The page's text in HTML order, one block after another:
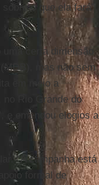
o que ela fará”,
certa dimensão
(MDB), mas não sem
em meio a
Rio Grande do
e emendou elogios a
"A campanha está
formal de